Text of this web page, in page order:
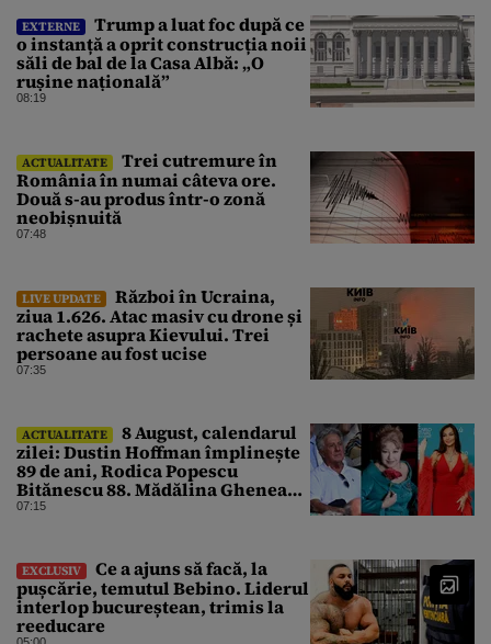
EXTERNE
Trump a luat foc după ce
o instanță a oprit construcția noii
săli de bal de la Casa Albă: „O
rușine națională”
08:19
ACTUALITATE
Trei cutremure în
România în numai câteva ore.
Două s-au produs într-o zonă
neobișnuită
07:48
LIVE UPDATE
Război în Ucraina,
ziua 1.626. Atac masiv cu drone și
rachete asupra Kievului. Trei
persoane au fost ucise
07:35
ACTUALITATE
8 August, calendarul
zilei: Dustin Hoffman împlinește
89 de ani, Rodica Popescu
Bitănescu 88. Mădălina Ghenea
face 39 de ani
07:15
EXCLUSIV
Ce a ajuns să facă, la
pușcărie, temutul Bebino. Liderul
interlop bucureștean, trimis la
reeducare